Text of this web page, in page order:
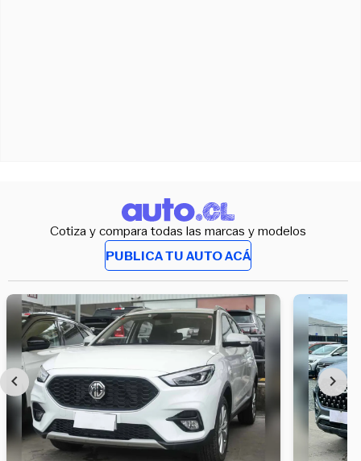
Cotiza y compara todas las marcas y modelos
PUBLICA TU AUTO ACÁ